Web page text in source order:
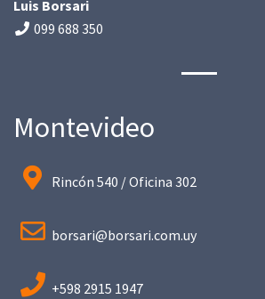
Luis Borsari
099 688 350
Montevideo
Rincón 540 / Oficina 302
borsari@borsari.com.uy
+598 2915 1947